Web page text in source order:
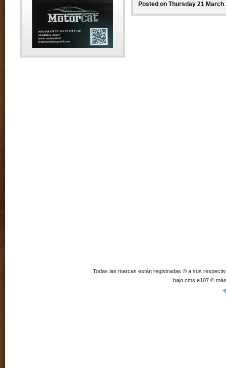
Posted on Thursday 21
Todas las marcas están registradas © a sus
bajo cms e107 ©